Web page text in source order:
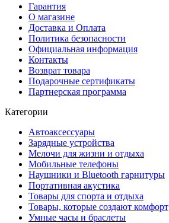
Гарантия
О магазине
Доставка и Оплата
Политика безопасности
Официальная информация
Контакты
Возврат товара
Подарочные сертификаты
Партнерская программа
Категории
Автоаксессуары
Зарядные устройства
Мелочи для жизни и отдыха
Мобильные телефоны
Наушники и Bluetooth гарнитуры
Портативная акустика
Товары для спорта и отдыха
Товары, которые создают комфорт
Умные часы и браслеты